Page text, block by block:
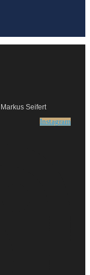
Seifert
Instagram